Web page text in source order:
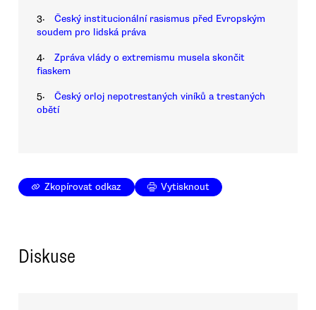
3.
Český institucionální rasismus před Evropským
soudem pro lidská práva
4.
Zpráva vlády o extremismu musela skončit
fiaskem
5.
Český orloj nepotrestaných viníků a trestaných
obětí
Zkopírovat odkaz Vytisknout
Diskuse